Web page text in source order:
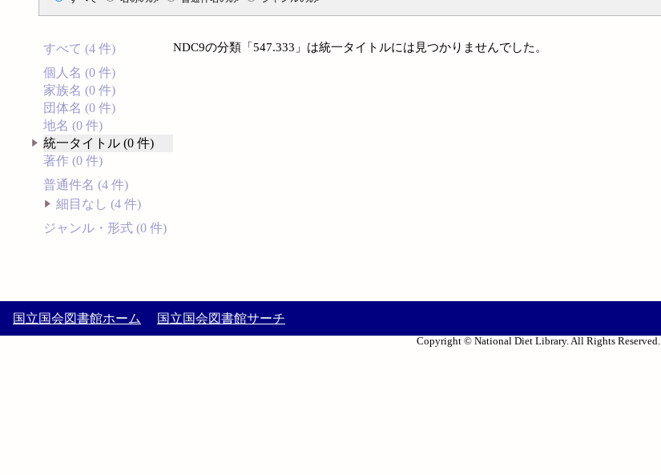
すべて (4 件)
個人名 (0 件)
家族名 (0 件)
団体名 (0 件)
地名 (0 件)
統一タイトル (0 件)
著作 (0 件)
普通件名 (4 件)
細目なし (4 件)
ジャンル・形式 (0 件)
NDC9の分類「547.333」は統一タイトルには見つかりませんでした。
国立国会図書館ホーム 国立国会図書館サーチ
Copyright © National Diet Library. All Rights Reserved.